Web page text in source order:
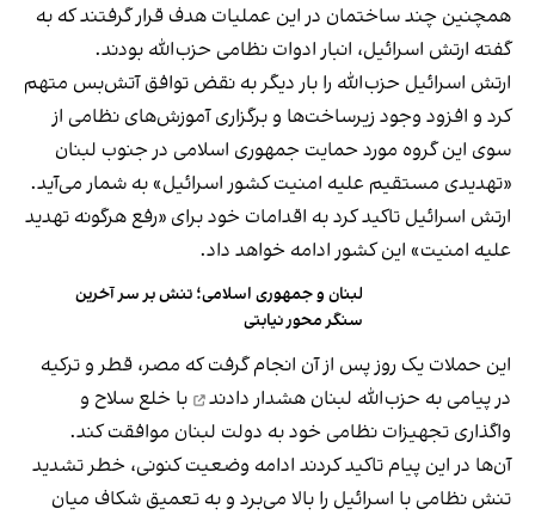
همچنین چند ساختمان در این عملیات هدف قرار گرفتند که به
گفته ارتش اسرائیل، انبار ادوات نظامی حزب‌الله بودند.
ارتش اسرائیل حزب‌الله را بار دیگر به نقض توافق آتش‌بس متهم
کرد و افزود وجود زیرساخت‌ها و برگزاری آموزش‌های نظامی از
سوی این گروه مورد حمایت جمهوری اسلامی در جنوب لبنان
«تهدیدی مستقیم علیه امنیت کشور اسرائیل» به شمار می‌آید.
ارتش اسرائیل تاکید کرد به اقدامات خود برای «رفع هرگونه تهدید
علیه امنیت» این کشور ادامه خواهد داد.
لبنان و جمهوری اسلامی؛ تنش بر سر آخرین
سنگر محور نیابتی
این حملات یک روز پس از آن انجام گرفت که مصر، قطر و ترکیه
در پیامی به حزب‌الله لبنان هشدار دادند
با خلع سلاح و
واگذاری تجهیزات نظامی خود به دولت لبنان موافقت کند.
آن‌ها در این پیام تاکید کردند ادامه وضعیت کنونی، خطر تشدید
تنش نظامی با اسرائیل را بالا می‌برد و به تعمیق شکاف میان